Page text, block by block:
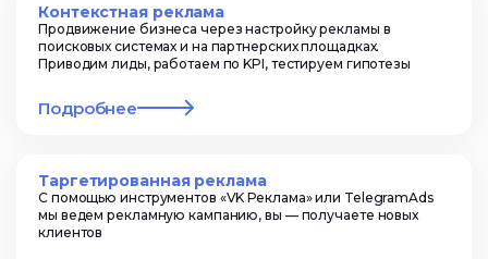
Контекстная реклама
Продвижение бизнеса через настройку рекламы в
поисковых системах и на партнерских площадках.
Приводим лиды, работаем по KPI, тестируем гипотезы
Подробнее
Таргетированная реклама
С помощью инструментов «VK Реклама» или TelegramAds
мы ведем рекламную кампанию, вы — получаете новых
клиентов